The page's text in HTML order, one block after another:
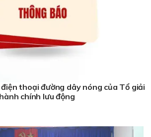
thoại đường dây nóng của Tổ giải
chính lưu động